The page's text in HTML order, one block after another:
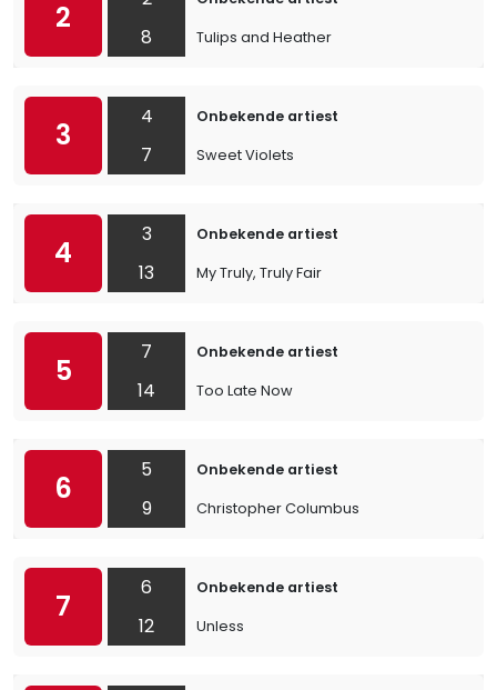
2
8
Tulips and Heather
3
4
7
Onbekende artiest
Sweet Violets
4
3
13
Onbekende artiest
My Truly, Truly Fair
5
7
14
Onbekende artiest
Too Late Now
6
5
9
Onbekende artiest
Christopher Columbus
7
6
12
Onbekende artiest
Unless